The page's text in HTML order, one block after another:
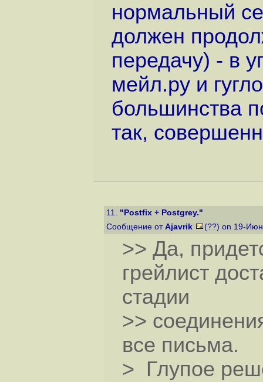
нормальный
должен
передачу) - в
мейл.ру и
большинства
так,
11. "Postfix + Postgrey."
Сообщение от Ajavrik (??) on 19-
>> Да,
грейлист
стадии
>>
все письма.
> Глупое